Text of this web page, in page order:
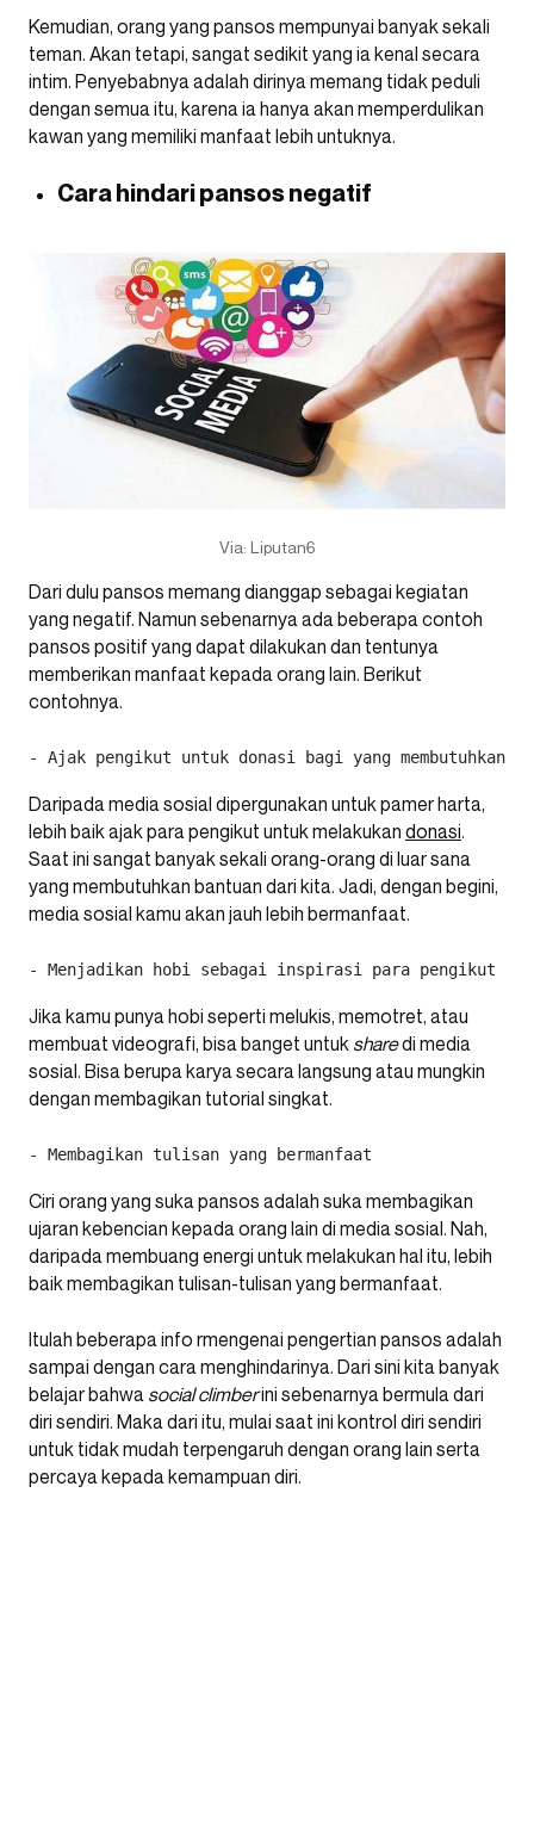
Kemudian, orang yang pansos mempunyai banyak sekali
teman. Akan tetapi, sangat sedikit yang ia kenal secara
intim. Penyebabnya adalah dirinya memang tidak peduli
dengan semua itu, karena ia hanya akan memperdulikan
kawan yang memiliki manfaat lebih untuknya.
Cara hindari pansos negatif
Via: Liputan6
Dari dulu pansos memang dianggap sebagai kegiatan
yang negatif. Namun sebenarnya ada beberapa contoh
pansos positif yang dapat dilakukan dan tentunya
memberikan manfaat kepada orang lain. Berikut
contohnya.
- Ajak pengikut untuk donasi bagi yang membutuhkan
Daripada media sosial dipergunakan untuk pamer harta,
lebih baik ajak para pengikut untuk melakukan donasi.
Saat ini sangat banyak sekali orang-orang di luar sana
yang membutuhkan bantuan dari kita. Jadi, dengan begini,
media sosial kamu akan jauh lebih bermanfaat.
- Menjadikan hobi sebagai inspirasi para pengikut
Jika kamu punya hobi seperti melukis, memotret, atau
membuat videografi, bisa banget untuk sharedi media
sosial. Bisa berupa karya secara langsung atau mungkin
dengan membagikan tutorial singkat.
- Membagikan tulisan yang bermanfaat
Ciri orang yang suka pansos adalah suka membagikan
ujaran kebencian kepada orang lain di media sosial. Nah,
daripada membuang energi untuk melakukan hal itu, lebih
baik membagikan tulisan-tulisan yang bermanfaat.
Itulah beberapa info rmengenai pengertian pansos adalah
sampai dengan cara menghindarinya. Dari sini kita banyak
belajar bahwa social climberini sebenarnya bermula dari
diri sendiri. Maka dari itu, mulai saat ini kontrol diri sendiri
untuk tidak mudah terpengaruh dengan orang lain serta
percaya kepada kemampuan diri.